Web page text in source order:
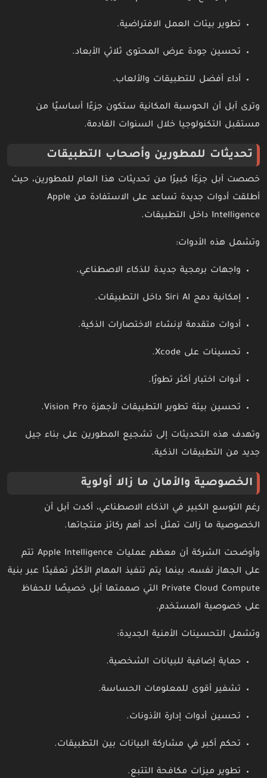
تطوير بيئات العمل الافتراضية.
تحسين جودة عرض المحتوى ثلاثي الأبعاد.
أداء أفضل للتطبيقات والألعاب.
وترى آبل أن الحوسبة المكانية ستكون جزءًا أساسيًا من
مستقبل التكنولوجيا خلال السنوات القادمة.
تحديثات للمطورين وأصحاب التطبيقات
خصصت آبل جزءًا كبيرًا من تحديثات هذا العام للمطورين، حيث
أطلقت أدوات جديدة تساعد على الاستفادة من Apple
Intelligence داخل التطبيقات.
وتشمل هذه الأدوات:
واجهات برمجية جديدة للذكاء الاصطناعي.
إمكانية دمج Siri AI داخل التطبيقات.
أدوات متقدمة لإنشاء الاختصارات الذكية.
تحسينات على Xcode.
أدوات اختبار أكثر تطورًا.
تحسين بيئة تطوير التطبيقات لأجهزة Vision Pro.
وتهدف هذه التحديثات إلى تشجيع المطورين على بناء جيل
جديد من التطبيقات الذكية.
الخصوصية والأمان ما زالا أولوية
رغم التوسع الكبير في الذكاء الاصطناعي، أكدت آبل أن
الخصوصية ما زالت تمثل أحد أهم ركائز منتجاتها.
وأوضحت الشركة أن معظم عمليات Apple Intelligence تتم
على الجهاز نفسه، بينما يتم تنفيذ المهام الأكثر تعقيدًا عبر بنية
Private Cloud Compute التي صممتها آبل خصيصًا للحفاظ
على خصوصية المستخدم.
وتشمل التحسينات الأمنية الجديدة:
حماية إضافية للبيانات الشخصية.
تشفير أقوى للمعلومات الحساسة.
تحسين أدوات إدارة الأذونات.
تحكم أكبر في مشاركة البيانات بين التطبيقات.
تطوير ميزات مكافحة التتبع.